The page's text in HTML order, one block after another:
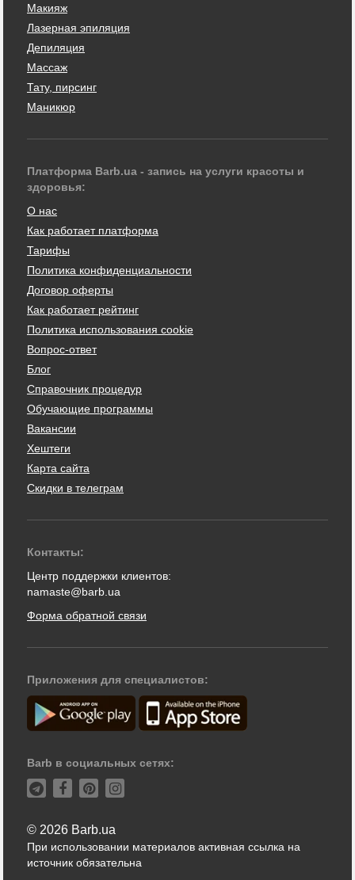
Макияж
Лазерная эпиляция
Депиляция
Массаж
Тату, пирсинг
Маникюр
Платформа Barb.ua - запись на услуги красоты и
здоровья:
О нас
Как работает платформа
Тарифы
Политика конфиденциальности
Договор оферты
Как работает рейтинг
Политика использования cookie
Вопрос-ответ
Блог
Справочник процедур
Обучающие программы
Вакансии
Хештеги
Карта сайта
Скидки в телеграм
Контакты:
Центр поддержки клиентов:
namaste@barb.ua
Форма обратной связи
Приложения для специалистов:
Barb в социальных сетях:
© 2026 Barb.ua
При использовании материалов активная ссылка на
источник обязательна